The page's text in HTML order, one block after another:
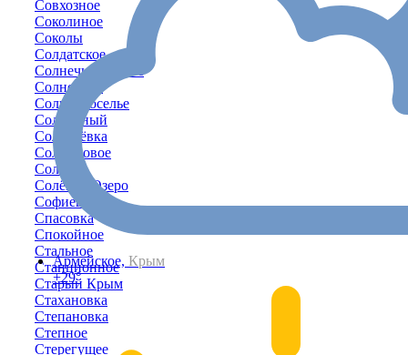
Армейское, Крым
+29°
Совхозное
Соколиное
Соколы
Солдатское
Солнечногорское
Солнечное
Солнечноселье
Солнечный
Соловьёвка
Солонцовое
Соляное
Солёное Озеро
Софиевка
Спасовка
Спокойное
Стальное
Станционное
Старый Крым
Стахановка
Степановка
Степное
Стерегущее